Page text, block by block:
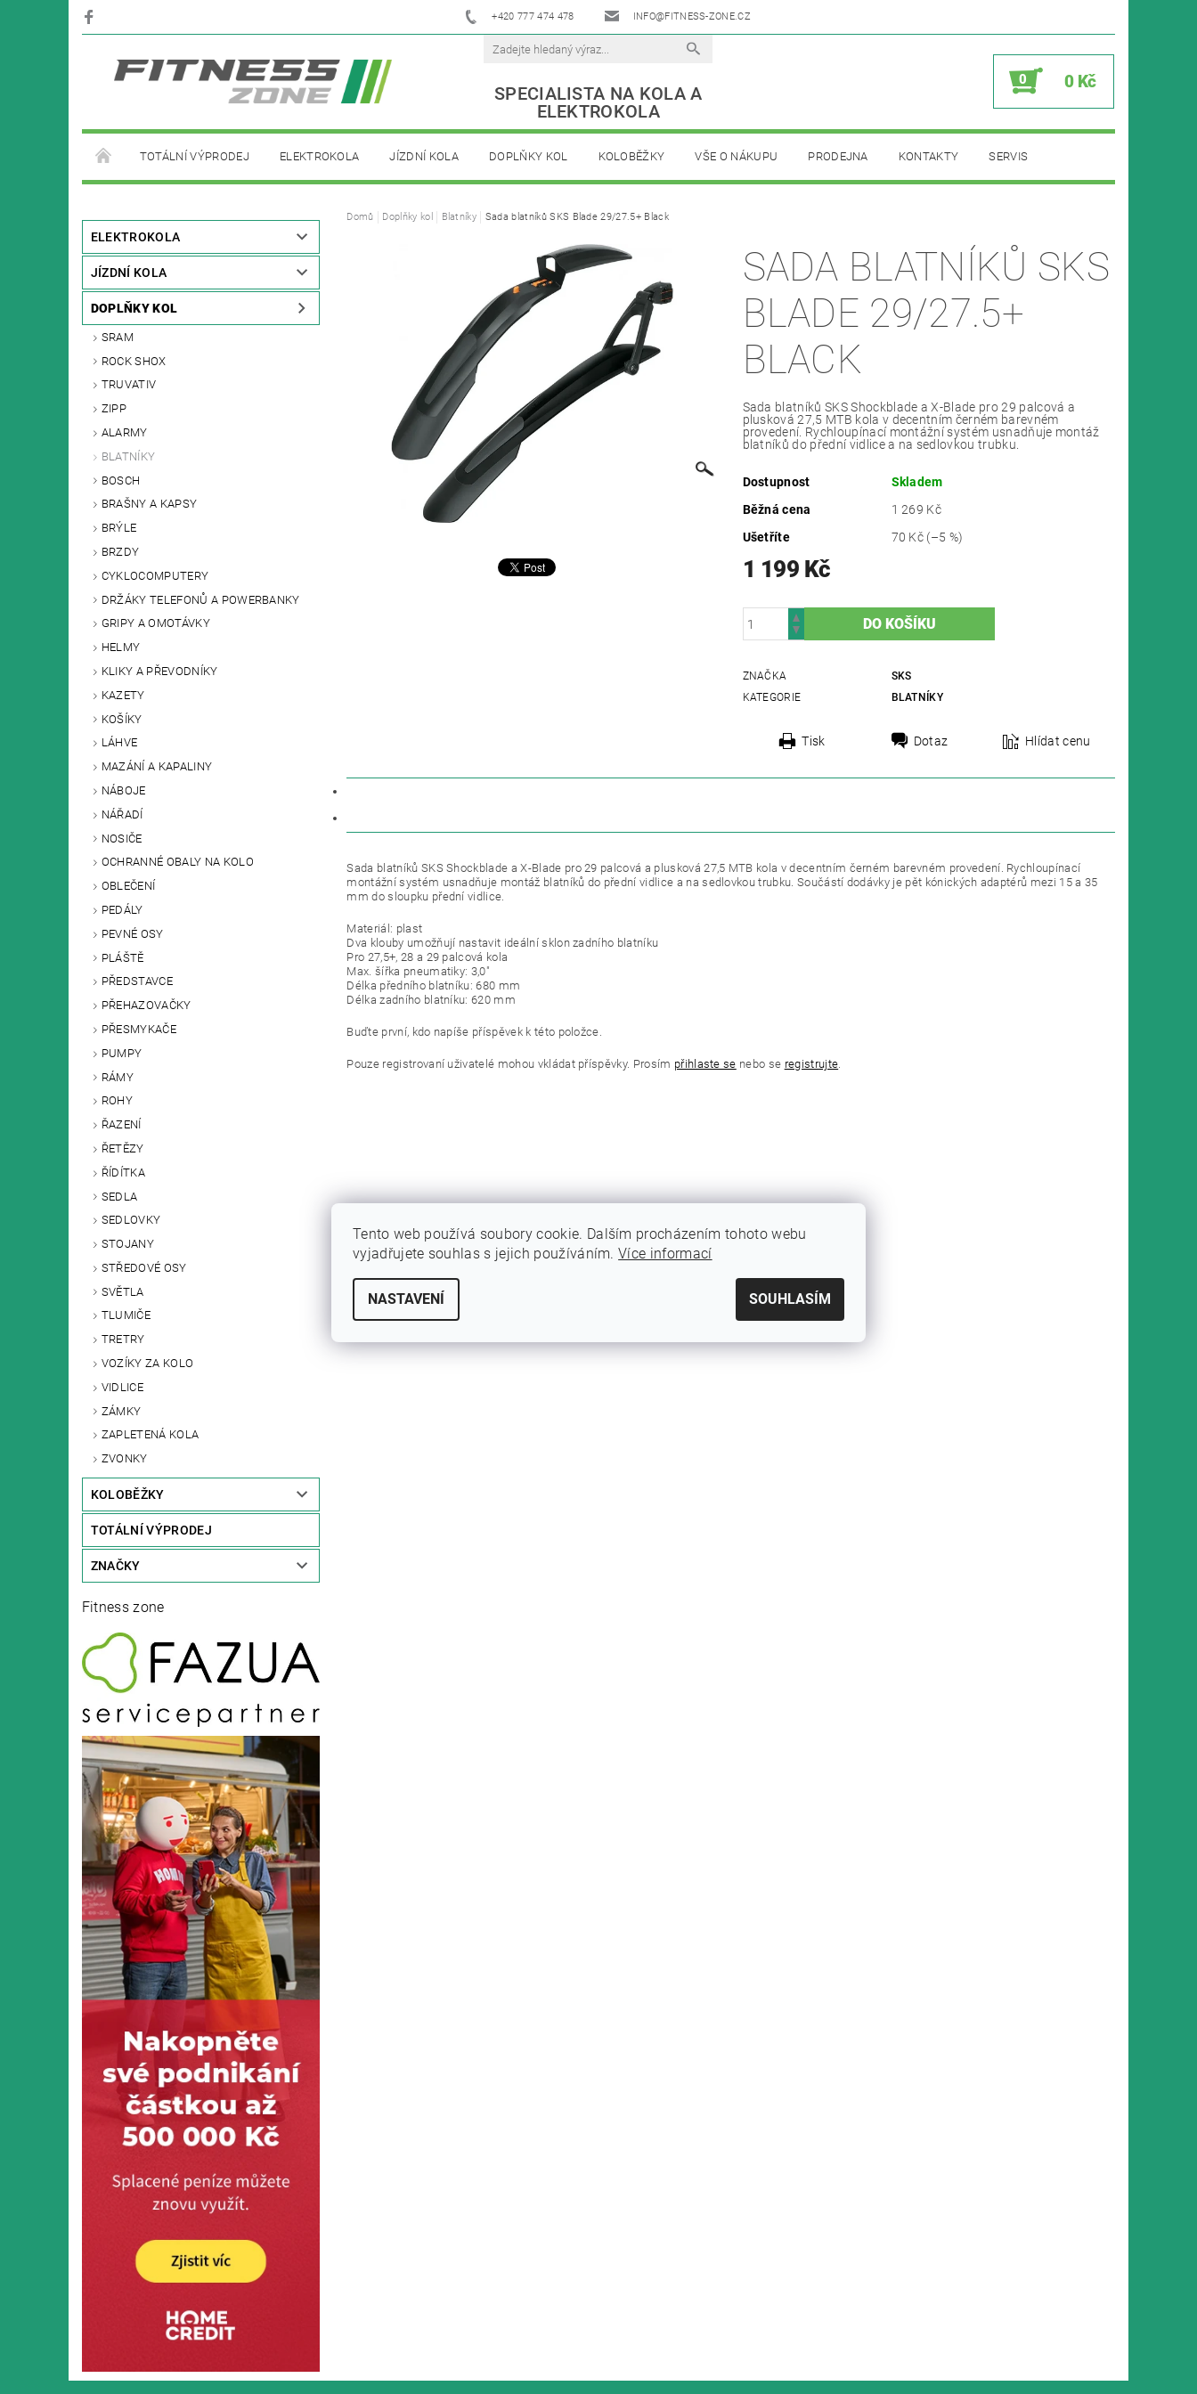
+420 777 474 478 INFO@FITNESS-ZONE.CZ
SPECIALISTA NA KOLA A
ELEKTROKOLA
0 0 Kč
TOTÁLNÍ VÝPRODEJ ELEKTROKOLA JÍZDNÍ KOLA DOPLŇKY KOL KOLOBĚŽKY VŠE O NÁKUPU PRODEJNA KONTAKTY SERVIS
ELEKTROKOLA
JÍZDNÍ KOLA
DOPLŇKY KOL
SRAM
ROCK SHOX
TRUVATIV
ZIPP
ALARMY
BLATNÍKY
BOSCH
BRAŠNY A KAPSY
BRÝLE
BRZDY
CYKLOCOMPUTERY
DRŽÁKY TELEFONŮ A POWERBANKY
GRIPY A OMOTÁVKY
HELMY
KLIKY A PŘEVODNÍKY
KAZETY
KOŠÍKY
LÁHVE
MAZÁNÍ A KAPALINY
NÁBOJE
NÁŘADÍ
NOSIČE
OCHRANNÉ OBALY NA KOLO
OBLEČENÍ
PEDÁLY
PEVNÉ OSY
PLÁŠTĚ
PŘEDSTAVCE
PŘEHAZOVAČKY
PŘESMYKAČE
PUMPY
RÁMY
ROHY
ŘAZENÍ
ŘETĚZY
ŘÍDÍTKA
SEDLA
SEDLOVKY
STOJANY
STŘEDOVÉ OSY
SVĚTLA
TLUMIČE
TRETRY
VOZÍKY ZA KOLO
VIDLICE
ZÁMKY
ZAPLETENÁ KOLA
ZVONKY
KOLOBĚŽKY
TOTÁLNÍ VÝPRODEJ
ZNAČKY
Fitness zone
Domů Doplňky kol Blatníky Sada blatníků SKS Blade 29/27.5+ Black
SADA BLATNÍKŮ SKS
BLADE 29/27.5+
BLACK
Sada blatníků SKS Shockblade a X-Blade pro 29 palcová a
plusková 27,5 MTB kola v decentním černém barevném
provedení. Rychloupínací montážní systém usnadňuje montáž
blatníků do přední vidlice a na sedlovkou trubku.
Dostupnost
Skladem
Běžná cena
1 269 Kč
Ušetříte
70 Kč (–5 %)
1 199 Kč
ZNAČKA
SKS
KATEGORIE
BLATNÍKY
Tisk Dotaz Hlídat cenu
Sada blatníků SKS Shockblade a X-Blade pro 29 palcová a plusková 27,5 MTB kola v decentním černém barevném provedení. Rychloupínací
montážní systém usnadňuje montáž blatníků do přední vidlice a na sedlovkou trubku. Součástí dodávky je pět kónických adaptérů mezi 15 a 35
mm do sloupku přední vidlice.
Materiál: plast
Dva klouby umožňují nastavit ideální sklon zadního blatníku
Pro 27,5+, 28 a 29 palcová kola
Max. šířka pneumatiky: 3,0"
Délka předního blatníku: 680 mm
Délka zadního blatníku: 620 mm
Buďte první, kdo napíše příspěvek k této položce.
Pouze registrovaní uživatelé mohou vkládat příspěvky. Prosím přihlaste se nebo se registrujte.
Tento web používá soubory cookie. Dalším procházením tohoto webu
vyjadřujete souhlas s jejich používáním.Více informací
NASTAVENÍ SOUHLASÍM